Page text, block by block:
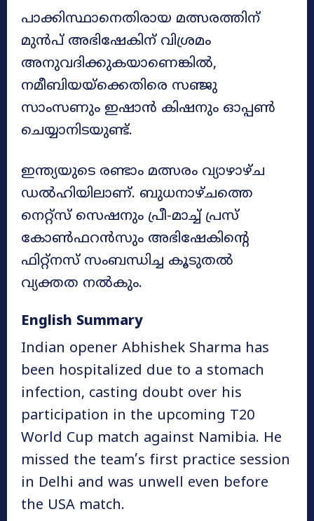
പാക്കിസ്ഥാനെതിരായ മത്സരത്തിന്
മുൻപ് അഭിഷേകിന് വിശ്രമം
അനുവദിക്കുകയാണെങ്കിൽ,
നമീബിയയ്‌ക്കെതിരെ സഞ്ജു
സാംസണും ഇഷാൻ കിഷനും ഓപ്പൺ
ചെയ്യാനിടയുണ്ട്.
ഇന്ത്യയുടെ രണ്ടാം മത്സരം വ്യാഴാഴ്ച
ഡൽഹിയിലാണ്. ബുധനാഴ്ചത്തെ
നെറ്റ്സ് സെഷനും പ്രീ-മാച്ച് പ്രസ്
കോൺഫറൻസും അഭിഷേകിന്റെ
ഫിറ്റ്നസ് സംബന്ധിച്ച കൂടുതൽ
വ്യക്തത നൽകും.
English Summary
Indian opener Abhishek Sharma has
been hospitalized due to a stomach
infection, casting doubt over his
participation in the upcoming T20
World Cup match against Namibia. He
missed the team’s first practice session
in Delhi and was unwell even before
the USA match.